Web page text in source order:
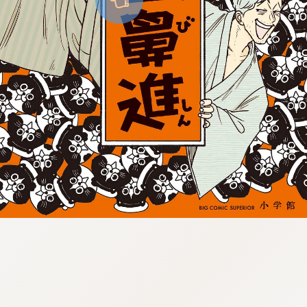
:946.652.06.971:lunrzsdszk-
vnqpv.oi